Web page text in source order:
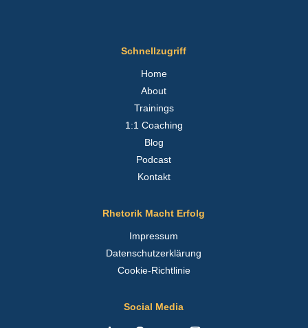
Schnellzugriff
Home
About
Trainings
1:1 Coaching
Blog
Podcast
Kontakt
Rhetorik Macht Erfolg
Impressum
Datenschutzerklärung
Cookie-Richtlinie
Social Media